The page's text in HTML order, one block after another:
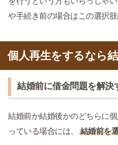
や手続き前の場合はこの選択肢
個人再生をするなら
結婚前に借金問題を解決
結婚前か結婚後かのどちらに
っている場合には、
結婚前を